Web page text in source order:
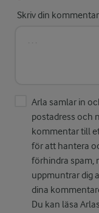
Skriv din kommentar
Arla samlar in
postadress och
kommentar till
för att hantera
förhindra spam,
uppmuntrar dig
dina
Du kan läsa